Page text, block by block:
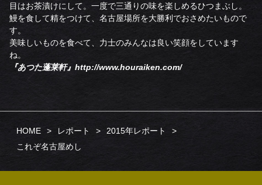
目はお茶漬けにして。一度で三通りの味を楽しめるひつまぶし。
鰻を食して精をつけて、名古屋場所を大勝利でおさめたいもので
す。
美味しいものを食べて、力士のみんなは良い笑顔をしています
ね。
『あつた蓬莱軒』http://www.houraiken.com/
HOME レポート
2015年レポート
これぞ名古屋めし